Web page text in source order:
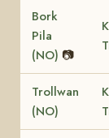
Bork
Pila
(NO) 📷
Trollwan
(NO)